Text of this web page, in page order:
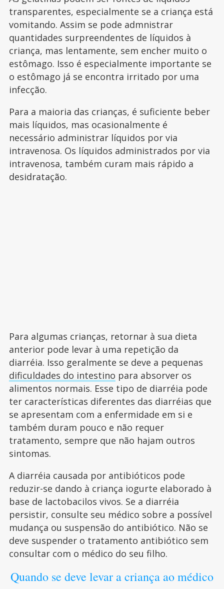
transparentes, especialmente se a criança está
vomitando. Assim se pode admnistrar
quantidades surpreendentes de líquidos à
criança, mas lentamente, sem encher muito o
estômago. Isso é especialmente importante se
o estômago já se encontra irritado por uma
infecção.
Para a maioria das crianças, é suficiente beber
mais líquidos, mas ocasionalmente é
necessário administrar líquidos por via
intravenosa. Os líquidos administrados por via
intravenosa, também curam mais rápido a
desidratação.
Para algumas crianças, retornar à sua dieta
anterior pode levar à uma repetição da
diarréia. Isso geralmente se deve a pequenas
dificuldades do intestino para absorver os
alimentos normais. Esse tipo de diarréia pode
ter características diferentes das diarréias que
se apresentam com a enfermidade em si e
também duram pouco e não requer
tratamento, sempre que não hajam outros
sintomas.
A diarréia causada por antibióticos pode
reduzir-se dando à criança iogurte elaborado à
base de lactobacilos vivos. Se a diarréia
persistir, consulte seu médico sobre a possível
mudança ou suspensão do antibiótico. Não se
deve suspender o tratamento antibiótico sem
consultar com o médico do seu filho.
Quando se deve levar a criança ao médico